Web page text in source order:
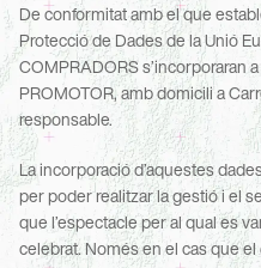
De conformitat amb el que
Protecció de Dades de la Unió
COMPRADORS s’incorporaran
PROMOTOR, amb domicili a
responsable.
La incorporació d’aquestes
per poder realitzar la gestió i el
que l’espectacle per al qual es
celebrat. Només en el cas que